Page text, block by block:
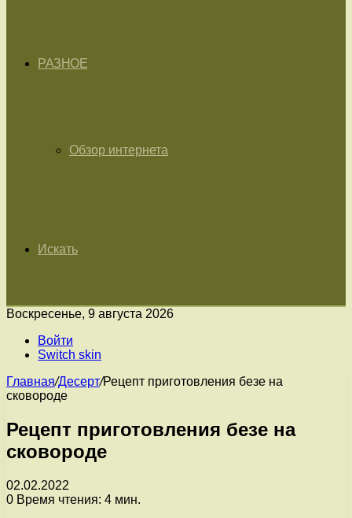
РАЗНОЕ
Обзор интернета
Искать
Воскресенье, 9 августа 2026
Войти
Switch skin
Главная/Десерт/Рецепт приготовления безе на
сковороде
Рецепт приготовления безе на
сковороде
02.02.2022
0 Время чтения: 4 мин.